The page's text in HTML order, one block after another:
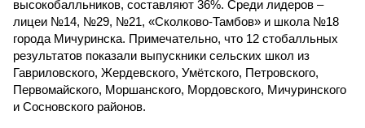
высокобалльников, составляют 36%. Среди лидеров –
лицеи №14, №29, №21, «Сколково-Тамбов» и школа №18
города Мичуринска. Примечательно, что 12 стобалльных
результатов показали выпускники сельских школ из
Гавриловского, Жердевского, Умётского, Петровского,
Первомайского, Моршанского, Мордовского, Мичуринского
и Сосновского районов.